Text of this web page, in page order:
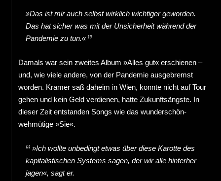
»Das ist mir auch selbst wirklich wichtiger geworden.
Das hat sicher was mit der Unsicherheit während der
Pandemie zu tun.«
Damals war sein zweites Album »Alles gut« erschienen –
und, wie viele andere, von der Pandemie ausgebremst
worden. Kramer saß daheim in Wien, konnte nicht auf Tour
gehen und kein Geld verdienen, hatte Zukunftsängste. In
dieser Zeit entstanden Songs wie das wunderschön-
wehmütige »Sie«.
»Ich wollte unbedingt etwas über diese Karotte des
kapitalistischen Systems sagen, der wir alle hinterher
jagen«, sagt er.